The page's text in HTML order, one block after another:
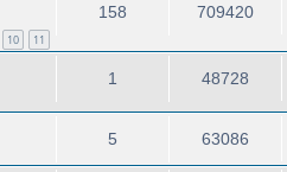
10 11
158 709420
1 48728
5 63086